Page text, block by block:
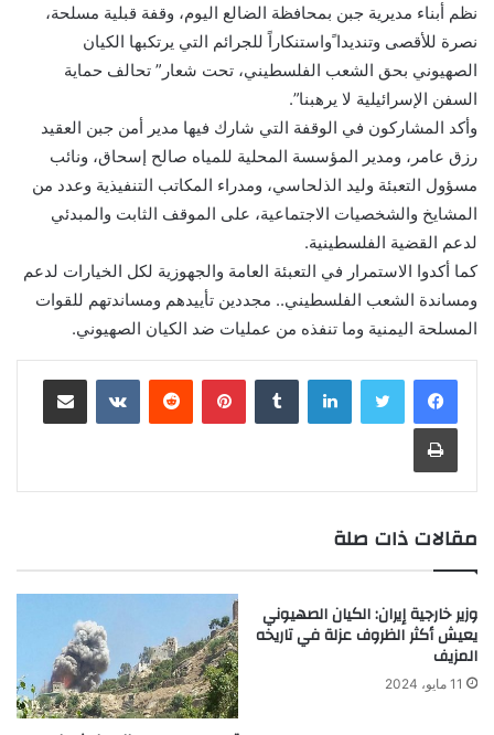
نظم أبناء مديرية جبن بمحافظة الضالع اليوم، وقفة قبلية مسلحة،
نصرة للأقصى وتنديدا ًواستنكاراً للجرائم التي يرتكبها الكيان
الصهيوني بحق الشعب الفلسطيني، تحت شعار” تحالف حماية
السفن الإسرائيلية لا يرهبنا”.
وأكد المشاركون في الوقفة التي شارك فيها مدير أمن جبن العقيد
رزق عامر، ومدير المؤسسة المحلية للمياه صالح إسحاق، ونائب
مسؤول التعبئة وليد الذلحاسي، ومدراء المكاتب التنفيذية وعدد من
المشايخ والشخصيات الاجتماعية، على الموقف الثابت والمبدئي
لدعم القضية الفلسطينية.
كما أكدوا الاستمرار في التعبئة العامة والجهوزية لكل الخيارات لدعم
ومساندة الشعب الفلسطيني.. مجددين تأييدهم ومساندتهم للقوات
المسلحة اليمنية وما تنفذه من عمليات ضد الكيان الصهيوني.
لينكدإن بينتيريست
مقالات ذات صلة
وزير خارجية إيران: الكيان الصهيوني
يعيش أكثر الظروف عزلة في تاريخه
المزيف
11 مايو، 2024